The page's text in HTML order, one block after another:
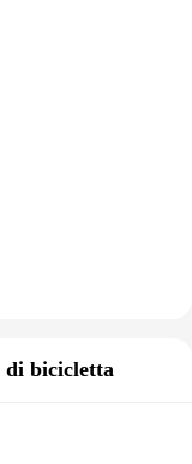
di bicicletta